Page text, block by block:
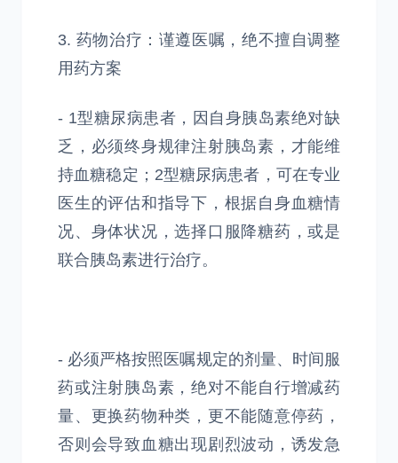
3. 药物治疗：谨遵医嘱，绝不擅自调整
用药方案
- 1型糖尿病患者，因自身胰岛素绝对缺
乏，必须终身规律注射胰岛素，才能维
持血糖稳定；2型糖尿病患者，可在专业
医生的评估和指导下，根据自身血糖情
况、身体状况，选择口服降糖药，或是
联合胰岛素进行治疗。
- 必须严格按照医嘱规定的剂量、时间服
药或注射胰岛素，绝对不能自行增减药
量、更换药物种类，更不能随意停药，
否则会导致血糖出现剧烈波动，诱发急